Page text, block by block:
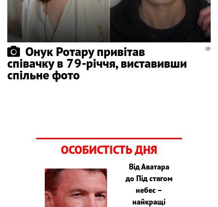
Онук Ротару привітав
співачку в 79-річчя, виставивши
спільне фото
ОСОБИСТІСТЬ ДНЯ
Від Аватара
до Під стягом
небес –
найкращі